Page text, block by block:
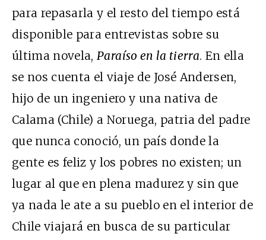
para repasarla y el resto del tiempo está
disponible para entrevistas sobre su
última novela,Paraíso en la tierra. En ella
se nos cuenta el viaje de José Andersen,
hijo de un ingeniero y una nativa de
Calama (Chile) a Noruega, patria del padre
que nunca conoció, un país donde la
gente es feliz y los pobres no existen; un
lugar al que en plena madurez y sin que
ya nada le ate a su pueblo en el interior de
Chile viajará en busca de su particular